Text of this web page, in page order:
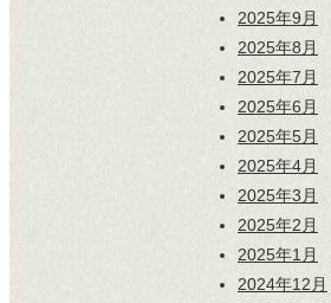
2025年9月
2025年8月
2025年7月
2025年6月
2025年5月
2025年4月
2025年3月
2025年2月
2025年1月
2024年12月